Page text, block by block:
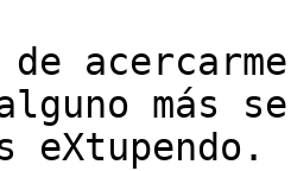
más se
eXtupendo.